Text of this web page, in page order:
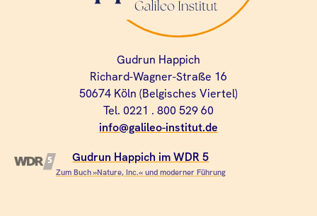
Gudrun Happich
Richard-Wagner-Straße 16
50674 Köln (Belgisches Viertel)
Tel. 0221 . 800 529 60
info@galileo-institut.de
Gudrun Happich im WDR 5
Zum Buch »Nature, Inc.« und moderner Führung